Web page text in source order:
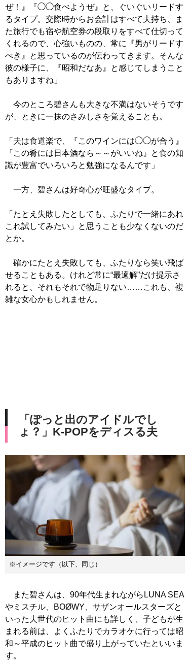
ぜ！』『◯◯食べようぜ』と、ぐいぐいリードす
るタイプ。交際時からお会計はすべて夫持ち、ま
た旅行でも宿や航空券の段取りをすべて仕切って
くれるので、心強いものの、常に『男がリードす
べき』と思っているのが伝わってきます。そんな
彼の様子に、『昭和だなあ』と感じてしまうこと
もありますね」
今のところ碧さんも大きな不満はないそうです
が、ときに一抹のさみしさを覚えることも。
「夫は食道楽で、『このワインには◯◯が合う』
『この肴には日本酒なら～～がいいね』と食の知
識が豊富でいろいろと勉強になるんです」
一方、碧さんは好奇心が旺盛なタイプ。
「たとえ失敗したとしても、ふたりで一緒にあれ
これ試してみたい」と思うことも少なくないのだ
とか。
確かにたとえ失敗しても、ふたりなら笑い飛ば
せることもある。けれど常に“最適解”だけ提示さ
れると、それもそれで物足りない……これも、複
雑な女心かもしれません。
「ぽっと出のアイドルでし
ょ？」K-POPをディスる夫
※イメージです（以下、同じ）
また碧さんは、90年代生まれながらLUNA SEA
やミスチル、BOØWY、サザンオールスターズと
いった夫世代のヒット曲にも詳しく、子どもが生
まれる前は、よくふたりでカラオケに行っては昭
和～平成のヒット曲で盛り上がっていたといいま
す。